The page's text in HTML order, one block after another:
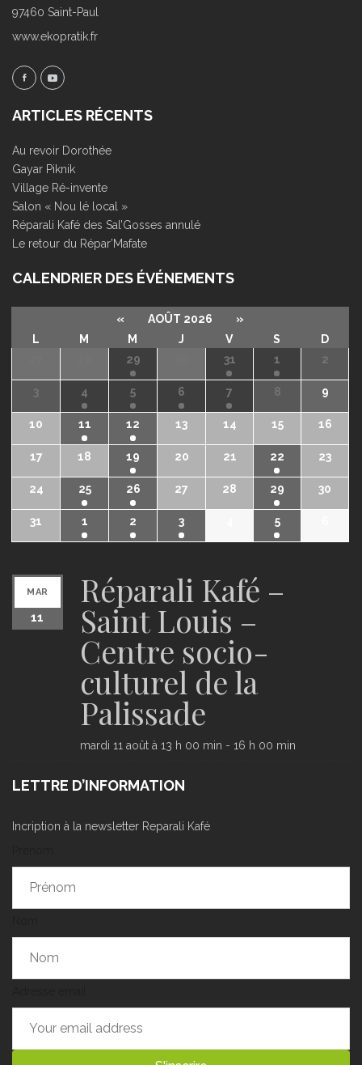
97460 Saint-Paul
www.ekopratik.fr
ARTICLES RÉCENTS
Au revoir Dorothée
Gayar Piknik
Village Ré-invente
Salon « Nou lé local »
Réparali Kafé des Sal’Gosses annulé
Le retour du Répar’Mafate
CALENDRIER DES ÉVÉNEMENTS
« AOÛT 2026
»
L
M M J V S
D
29 31 1 2
3 4 5 6 7 8 9
10 11 12 13 14 15 16
17 18 19 20 21 22 23
24 25 26 27 28 29 30
31 1 2 3 5
MAR
11
Réparali Kafé –
Saint Louis –
Centre socio-
culturel de la
Palissade
mardi 11 août à 13 h 00 min - 16 h 00 min
LETTRE D’INFORMATION
Incription à la newsletter Reparali Kafé